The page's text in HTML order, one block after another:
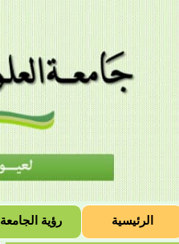
رؤية الجامعة الرئيسية